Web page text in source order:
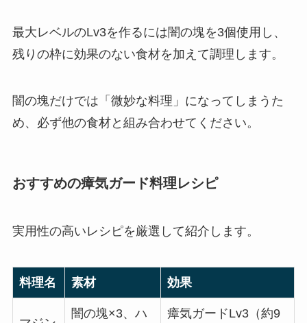
最大レベルのLv3を作るには闇の塊を3個使用し、
残りの枠に効果のない食材を加えて調理します。
闇の塊だけでは「微妙な料理」になってしまうた
め、必ず他の食材と組み合わせてください。
おすすめの瘴気ガード料理レシピ
実用性の高いレシピを厳選して紹介します。
料理名 素材 効果
闇の塊×3、ハ
瘴気ガードLv3（約9